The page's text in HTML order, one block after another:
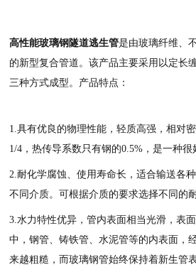
高性能玻璃钢隧道逃生管是由玻璃纤维、
的新型复合管道。该产品主要采用以定长
三种方式成型。产品特点：
1.具有优良的物理性能，轻质高强，相对
1/4，热传导系数只有钢的0.5%，是一种很
2.耐化学腐蚀、使用寿命长，适合输送各
不同介质。可根据介质的要求选择不同的
3.水力特性优异，管内表面相当光滑，表
中，钢管、铸铁管、水泥管等的内表面，
来越粗糙，而玻璃钢管始终保持着新生管